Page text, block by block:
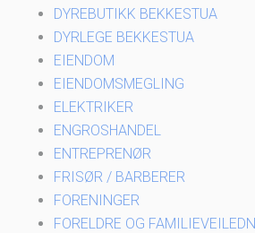
DYREBUTIKK BEKKESTUA
DYRLEGE BEKKESTUA
EIENDOM
EIENDOMSMEGLING
ELEKTRIKER
ENGROSHANDEL
ENTREPRENØR
FRISØR / BARBERER
FORENINGER
FORELDRE OG